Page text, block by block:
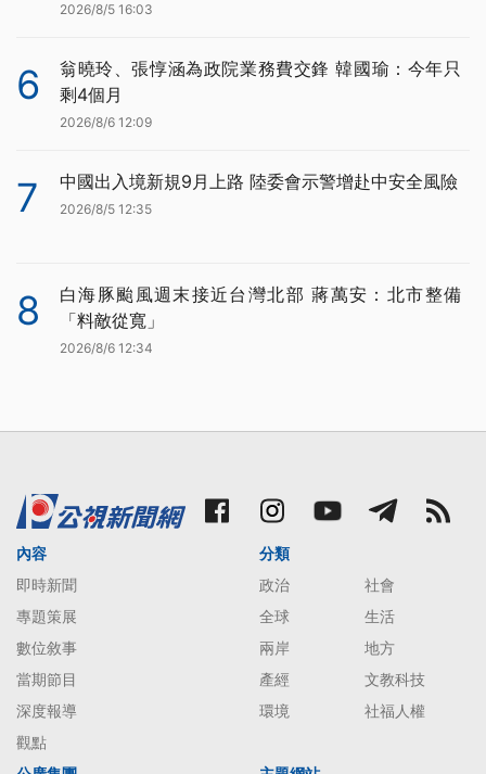
2026/8/5 16:03
6
翁曉玲、張惇涵為政院業務費交鋒 韓國瑜：今年只
剩4個月
2026/8/6 12:09
7 中國出入境新規9月上路 陸委會示警增赴中安全風險
2026/8/5 12:35
8
白海豚颱風週末接近台灣北部 蔣萬安：北市整備
「料敵從寬」
2026/8/6 12:34
內容
即時新聞
專題策展
數位敘事
當期節目
深度報導
觀點
分類
政治
社會
全球
生活
兩岸
地方
產經
文教科技
環境
社福人權